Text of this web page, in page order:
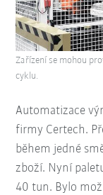
Automatizace
firmy Certech.
během jedné
zboží. Nyní
40 tun. Bylo
Zařízení se mohou
cyklu.